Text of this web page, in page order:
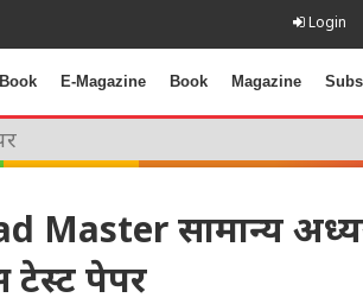
Login
E-Magazine Book Magazine
Master सामान्य
टेस्ट पेपर